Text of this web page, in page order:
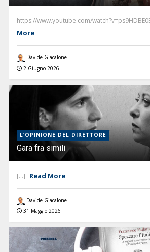
https://www.youtube.com/
More
Davide Giacalone
2 Giugno 2026
L’OPINIONE DEL DIRETTORE
Gara fra simili
[...] Read More
Davide Giacalone
31 Maggio 2026